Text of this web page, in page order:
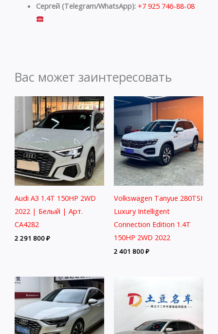
Сергей (Telegram/WhatsApp): +7 925 746-88-08
Вас может заинтересовать
Audi A3 1.4T 150HP 2WD
2022 | Белый | Арт.
CA4282
2 291 800₽
Volkswagen Tanyue 280TSI
Luxury Intelligent
Connection Edition 1.4T
150HP 2WD 2022
2 401 800₽